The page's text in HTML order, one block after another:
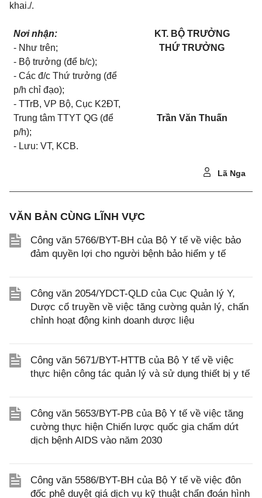
khai./.
Nơi nhận:
- Như trên;
- Bộ trưởng (để b/c);
- Các đ/c Thứ trưởng (để
p/h chỉ đạo);
- TTrB, VP Bộ, Cục K2ĐT,
Trung tâm TTYT QG (để
p/h);
- Lưu: VT, KCB.
KT. BỘ TRƯỞNG
THỨ TRƯỞNG
Trần Văn Thuấn
Lã Nga
VĂN BẢN CÙNG LĨNH VỰC
Công văn 5766/BYT-BH của Bộ Y tế về việc bảo
đảm quyền lợi cho người bệnh bảo hiểm y tế
Công văn 2054/YDCT-QLD của Cục Quản lý Y,
Dược cổ truyền về việc tăng cường quản lý, chấn
chỉnh hoạt động kinh doanh dược liệu
Công văn 5671/BYT-HTTB của Bộ Y tế về việc
thực hiện công tác quản lý và sử dụng thiết bị y tế
Công văn 5653/BYT-PB của Bộ Y tế về việc tăng
cường thực hiện Chiến lược quốc gia chấm dứt
dịch bệnh AIDS vào năm 2030
Công văn 5586/BYT-BH của Bộ Y tế về việc đôn
đốc phê duyệt giá dịch vụ kỹ thuật chẩn đoán hình